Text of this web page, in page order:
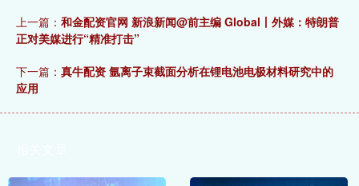
上一篇： 和金配资官网 新浪新闻@前主编 Global丨外媒：特朗普
正对美媒进行“精准打击”
下一篇： 真牛配资 氩离子束截面分析在锂电池电极材料研究中的
应用